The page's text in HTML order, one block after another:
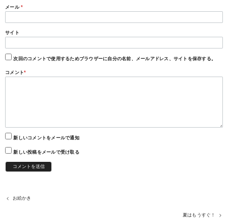
メール *
サイト
次回のコメントで使用するためブラウザーに自分の名前、メールアドレス、サイトを保存する。
コメント*
新しいコメントをメールで通知
新しい投稿をメールで受け取る
お絵かき
夏はもうすぐ！